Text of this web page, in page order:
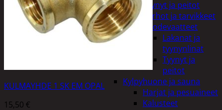
Tyynyt ja peitot
Verhot ja tarvikkeet
Vuodevaatteet
Lakanat ja
tyynynlinat
Tyynyt ja
peitot
Kylpyhuone ja sauna
Harjat ja pesuaineet
Kalusteet
KULMAYHDE 1 SK EM OPAL
15,50 €